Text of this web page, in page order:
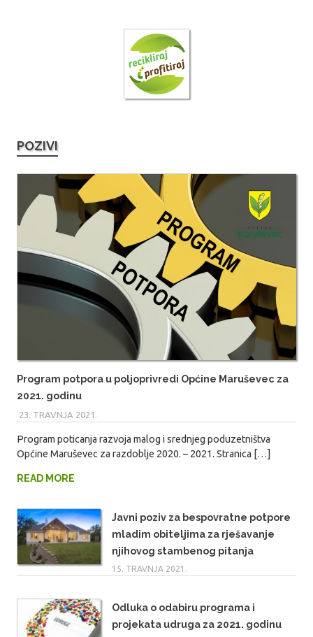
POZIVI
Program potpora u poljoprivredi Općine Maruševec za
2021. godinu
23. TRAVNJA 2021.
Program poticanja razvoja malog i srednjeg poduzetništva
Općine Maruševec za razdoblje 2020. – 2021. Stranica […]
READ MORE
Javni poziv za bespovratne potpore
mladim obiteljima za rješavanje
njihovog stambenog pitanja
15. TRAVNJA 2021.
Odluka o odabiru programa i
projekata udruga za 2021. godinu